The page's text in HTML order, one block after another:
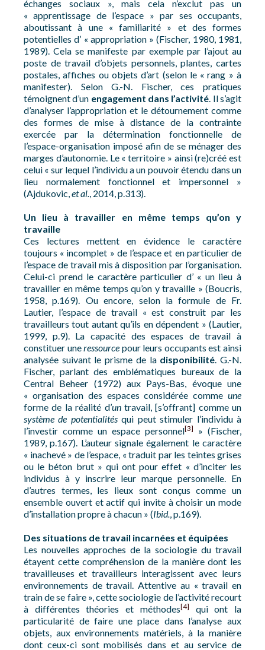
échanges sociaux », mais cela n’exclut pas un
« apprentissage de l’espace » par ses occupants,
aboutissant à une « familiarité » et des formes
potentielles d’ « appropriation » (Fischer, 1980, 1981,
1989). Cela se manifeste par exemple par l’ajout au
poste de travail d’objets personnels, plantes, cartes
postales, affiches ou objets d’art (selon le « rang » à
manifester). Selon G.-N. Fischer, ces pratiques
témoignent d’un engagement dans l’activité. Il s’agit
d’analyser l’appropriation et le détournement comme
des formes de mise à distance de la contrainte
exercée par la détermination fonctionnelle de
l’espace-organisation imposé afin de se ménager des
marges d’autonomie. Le « territoire » ainsi (re)créé est
celui « sur lequel l’individu a un pouvoir étendu dans un
lieu normalement fonctionnel et impersonnel »
(Ajdukovic,et al., 2014, p.313).
Un lieu à travailler en même temps qu’on y
travaille
Ces lectures mettent en évidence le caractère
toujours « incomplet » de l’espace et en particulier de
l’espace de travail mis à disposition par l’organisation.
Celui-ci prend le caractère particulier d’ « un lieu à
travailler en même temps qu’on y travaille » (Boucris,
1958, p.169). Ou encore, selon la formule de Fr.
Lautier, l’espace de travail « est construit par les
travailleurs tout autant qu’ils en dépendent » (Lautier,
1999, p.9). La capacité des espaces de travail à
constituer uneressource pour leurs occupants est ainsi
analysée suivant le prisme de la disponibilité. G.-N.
Fischer, parlant des emblématiques bureaux de la
Central Beheer (1972) aux Pays-Bas, évoque une
« organisation des espaces considérée comme une
forme de la réalité d’untravail, [s’offrant] comme un
système de potentialitésqui peut stimuler l’individu à
l’investir comme un espace personnel[3]
» (Fischer,
1989, p.167). L’auteur signale également le caractère
« inachevé » de l’espace, « traduit par les teintes grises
ou le béton brut » qui ont pour effet « d’inciter les
individus à y inscrire leur marque personnelle. En
d’autres termes, les lieux sont conçus comme un
ensemble ouvert et actif qui invite à choisir un mode
d’installation propre à chacun » (Ibid., p.169).
Des situations de travail incarnées et équipées
Les nouvelles approches de la sociologie du travail
étayent cette compréhension de la manière dont les
travailleuses et travailleurs interagissent avec leurs
environnements de travail. Attentive au « travail en
train de se faire », cette sociologie de l’activité recourt
à différentes théories et méthodes[4]
qui ont la
particularité de faire une place dans l’analyse aux
objets, aux environnements matériels, à la manière
dont ceux-ci sont mobilisés dans et au service de